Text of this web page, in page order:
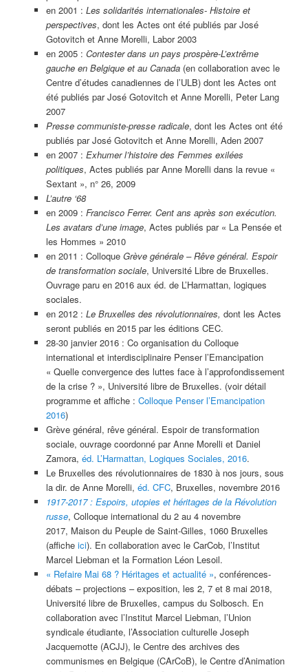
en 2001 : Les solidarités internationales- Histoire et
perspectives, dont les Actes ont été publiés par José
Gotovitch et Anne Morelli, Labor 2003
en 2005 : Contester dans un pays prospère-L’extrême
gauche en Belgique et au Canada(en collaboration avec le
Centre d’études canadiennes de l’ULB) dont les Actes ont
été publiés par José Gotovitch et Anne Morelli, Peter Lang
2007
Presse communiste-presse radicale, dont les Actes ont été
publiés par José Gotovitch et Anne Morelli, Aden 2007
en 2007 : Exhumer l’histoire des Femmes exilées
politiques, Actes publiés par Anne Morelli dans la revue «
Sextant », n° 26, 2009
L’autre ‘68
en 2009 : Francisco Ferrer. Cent ans après son exécution.
Les avatars d’une image, Actes publiés par « La Pensée et
les Hommes » 2010
en 2011 : Colloque Grève générale – Rêve général. Espoir
de transformation sociale, Université Libre de Bruxelles.
Ouvrage paru en 2016 aux éd. de L’Harmattan, logiques
sociales.
en 2012 : Le Bruxelles des révolutionnaires, dont les Actes
seront publiés en 2015 par les éditions CEC.
28-30 janvier 2016 : Co organisation du Colloque
international et interdisciplinaire Penser l’Emancipation
« Quelle convergence des luttes face à l’approfondissement
de la crise ? », Université libre de Bruxelles. (voir détail
programme et affiche : Colloque Penser l’Emancipation
2016)
Grève général, rêve général. Espoir de transformation
sociale, ouvrage coordonné par Anne Morelli et Daniel
Zamora, éd. L’Harmattan, Logiques Sociales, 2016.
Le Bruxelles des révolutionnaires de 1830 à nos jours, sous
la dir. de Anne Morelli, éd. CFC, Bruxelles, novembre 2016
1917-2017 : Espoirs, utopies et héritages de la Révolution
russe, Colloque international du 2 au 4 novembre
2017, Maison du Peuple de Saint-Gilles, 1060 Bruxelles
(affiche ici). En collaboration avec le CarCob, l’Institut
Marcel Liebman et la Formation Léon Lesoil.
« Refaire Mai 68 ? Héritages et actualité », conférences-
débats – projections – exposition, les 2, 7 et 8 mai 2018,
Université libre de Bruxelles, campus du Solbosch. En
collaboration avec l’Institut Marcel Liebman, l’Union
syndicale étudiante, l’Association culturelle Joseph
Jacquemotte (ACJJ), le Centre des archives des
communismes en Belgique (CArCoB), le Centre d’Animation